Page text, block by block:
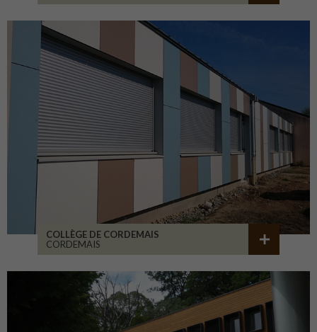
COLLÈGE DE CORDEMAIS
CORDEMAIS